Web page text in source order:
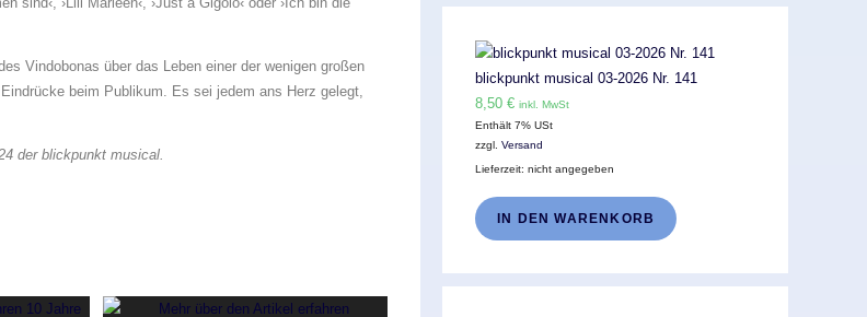
Vindobonas über das Leben einer der wenigen großen
beim Publikum. Es sei jedem ans Herz gelegt,
der blickpunkt musical.
blickpunkt musical 03-2026 Nr. 141
8,50 € inkl. MwSt
Enthält 7% USt
zzgl. Versand
Lieferzeit: nicht angegeben
IN DEN WARENKORB